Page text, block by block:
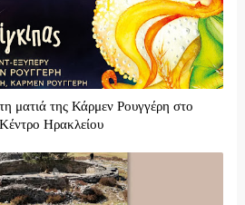
ματιά της Κάρμεν Ρουγγέρη στο
Ηρακλείου